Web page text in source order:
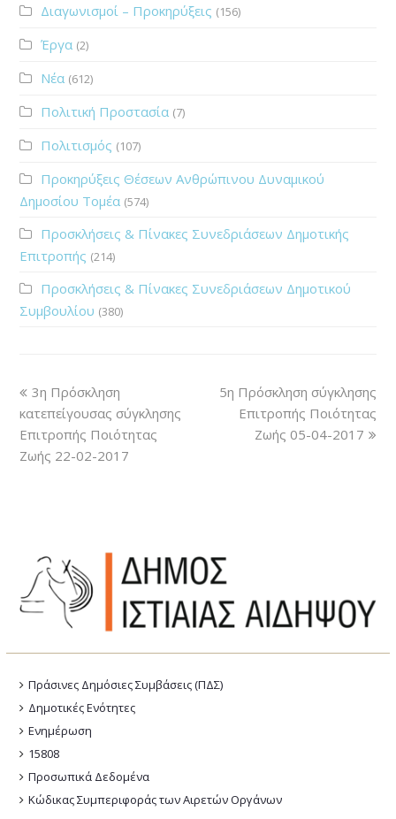
Διαγωνισμοί – Προκηρύξεις (156)
Έργα (2)
Νέα (612)
Πολιτική Προστασία (7)
Πολιτισμός (107)
Προκηρύξεις Θέσεων Ανθρώπινου Δυναμικού
Δημοσίου Τομέα (574)
Προσκλήσεις & Πίνακες Συνεδριάσεων Δημοτικής
Επιτροπής (214)
Προσκλήσεις & Πίνακες Συνεδριάσεων Δημοτικού
Συμβουλίου (380)
3η Πρόσκληση
κατεπείγουσας σύγκλησης
Επιτροπής Ποιότητας
Ζωής 22-02-2017
5η Πρόσκληση σύγκλησης
Επιτροπής Ποιότητας
Ζωής 05-04-2017
Πράσινες Δημόσιες Συμβάσεις (ΠΔΣ)
Δημοτικές Ενότητες
Ενημέρωση
15808
Προσωπικά Δεδομένα
Κώδικας Συμπεριφοράς των Αιρετών Οργάνων